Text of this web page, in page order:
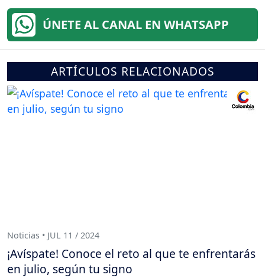
ÚNETE AL CANAL EN WHATSAPP
ARTÍCULOS RELACIONADOS
Noticias • JUL 11 / 2024
¡Avíspate! Conoce el reto al que te enfrentarás
en julio, según tu signo